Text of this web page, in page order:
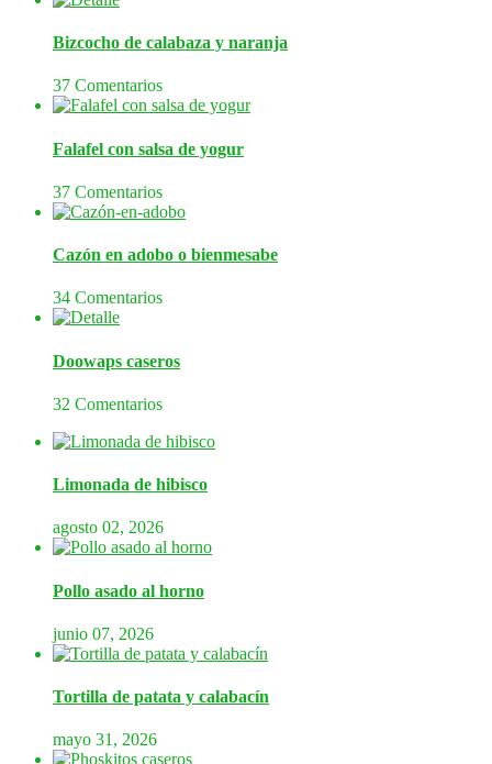
Bizcocho de calabaza y naranja
37 Comentarios
Falafel con salsa de yogur
37 Comentarios
Cazón en adobo o bienmesabe
34 Comentarios
Doowaps caseros
32 Comentarios
Limonada de hibisco
agosto 02, 2026
Pollo asado al horno
junio 07, 2026
Tortilla de patata y calabacín
mayo 31, 2026